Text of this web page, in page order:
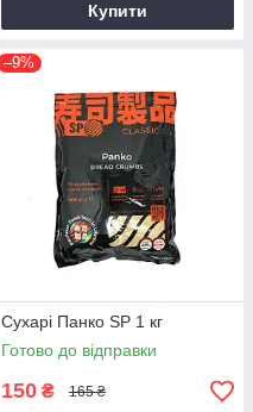
Купити
–9%
Сухарі Панко SP 1 кг
Готово до відправки
150 ₴ 165 ₴